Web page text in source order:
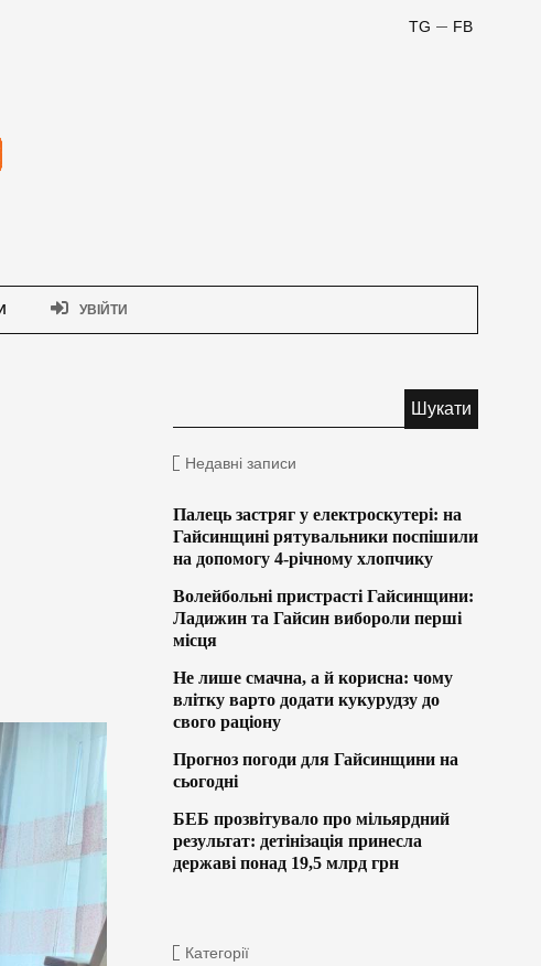
FB
TG
УВІЙТИ
Недавні записи
Палець застряг у електроскутері: на
Гайсинщині рятувальники поспішили
на допомогу 4-річному хлопчику
Волейбольні пристрасті Гайсинщини:
Ладижин та Гайсин вибороли перші
місця
Не лише смачна, а й корисна: чому
влітку варто додати кукурудзу до
свого раціону
Прогноз погоди для Гайсинщини на
сьогодні
БЕБ прозвітувало про мільярдний
результат: детінізація принесла
державі понад 19,5 млрд грн
Категорії